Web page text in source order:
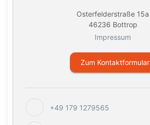
Osterfelderstraße 15a
46236 Bottrop
Impressum
Zum Kontaktformular
+49 179 1279565